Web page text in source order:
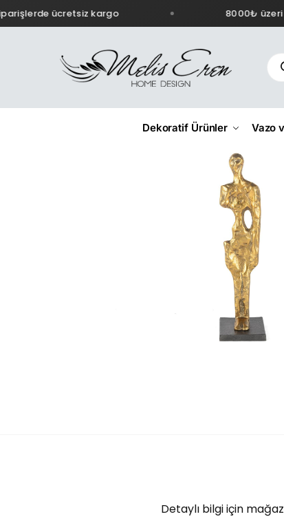
ücretsiz kargo 8000₺ üzeri
Dekoratif Ürünler Vazo
Detaylı bilgi için